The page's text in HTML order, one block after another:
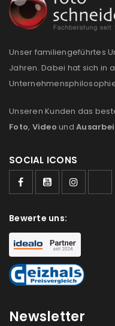
Unser familiengeführtes
Jahren. Dabei hat sich in
Unseren Kunden das
Foto, Video und
SOCIAL ICONS
Bewerte uns:
Newsletter